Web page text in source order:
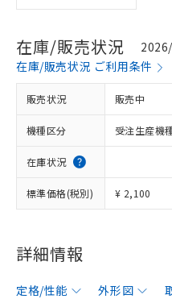
在庫/販売状況
在庫/販売状況 ご利用条件
販売状況 販売中
機種区分 受注生産機
在庫状況
標準価格(税別) ¥ 2,100
詳細情報
定格/性能 外形図